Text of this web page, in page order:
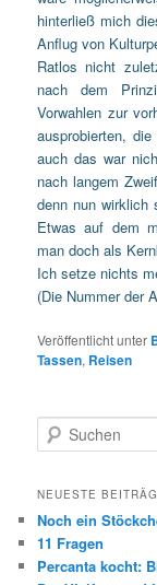
hinterließ mich
Anflug von
Ratlos nicht
nach dem
Vorwahlen zur
ausprobierten,
auch das war
nach langem
denn nun wirklich
Etwas auf dem
man doch als
Ich setze nichts
(Die Nummer der
Veröffentlicht unter
Tassen, Reisen
Suchen
NEUESTE
Noch ein
11 Fragen
Percanta kocht: